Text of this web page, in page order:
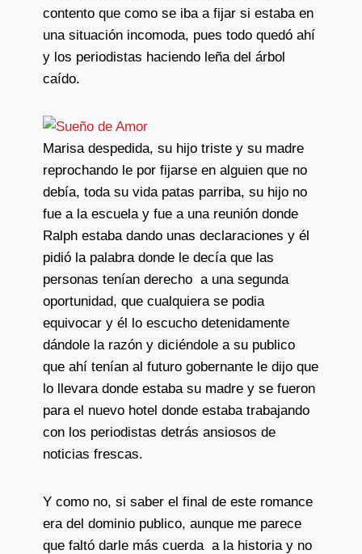
contento que como se iba a fijar si estaba en
una situación incomoda, pues todo quedó ahí
y los periodistas haciendo leña del árbol
caído.
Marisa despedida, su hijo triste y su madre
reprochando le por fijarse en alguien que no
debía, toda su vida patas parriba, su hijo no
fue a la escuela y fue a una reunión donde
Ralph estaba dando unas declaraciones y él
pidió la palabra donde le decía que las
personas tenían derecho a una segunda
oportunidad, que cualquiera se podia
equivocar y él lo escucho detenidamente
dándole la razón y diciéndole a su publico
que ahí tenían al futuro gobernante le dijo que
lo llevara donde estaba su madre y se fueron
para el nuevo hotel donde estaba trabajando
con los periodistas detrás ansiosos de
noticias frescas.
Y como no, si saber el final de este romance
era del dominio publico, aunque me parece
que faltó darle más cuerda a la historia y no